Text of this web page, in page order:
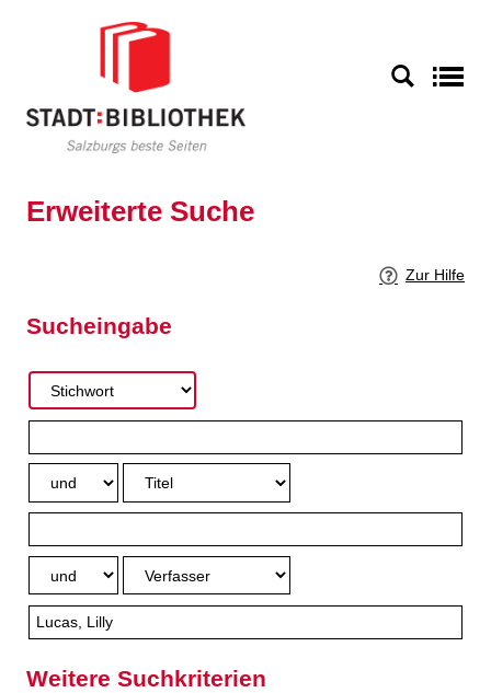
Erweiterte Suche
Zur Hilfe
Sucheingabe
Weitere Suchkriterien